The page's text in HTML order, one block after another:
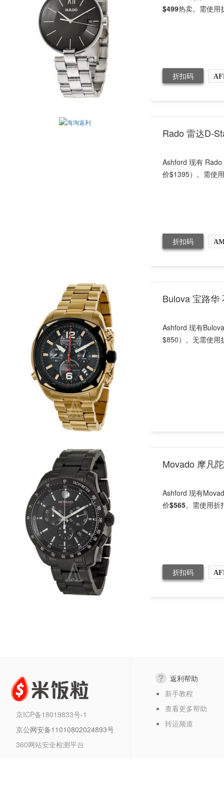
$499热卖。需使用
折扣码
Rado 雷达D-
Ashford 现有
价$1395）。需使
折扣码
Bulova 宝路华
Ashford 现有
$850）。无需使用
Movado 摩凡
Ashford 现有
价$565。需使用折
折扣码
京ICP备18019833号-1
京公网安备11010802024893号
360网站安全检测平台
返利帮助
新手教程
查看更多帮助
转运频道